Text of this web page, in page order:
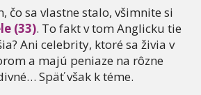
čo sa vlastne stalo, všimnite si
(33). To fakt v tom Anglicku tie
Ani celebrity, ktoré sa živia v
a majú peniaze na rôzne
Späť však k téme.